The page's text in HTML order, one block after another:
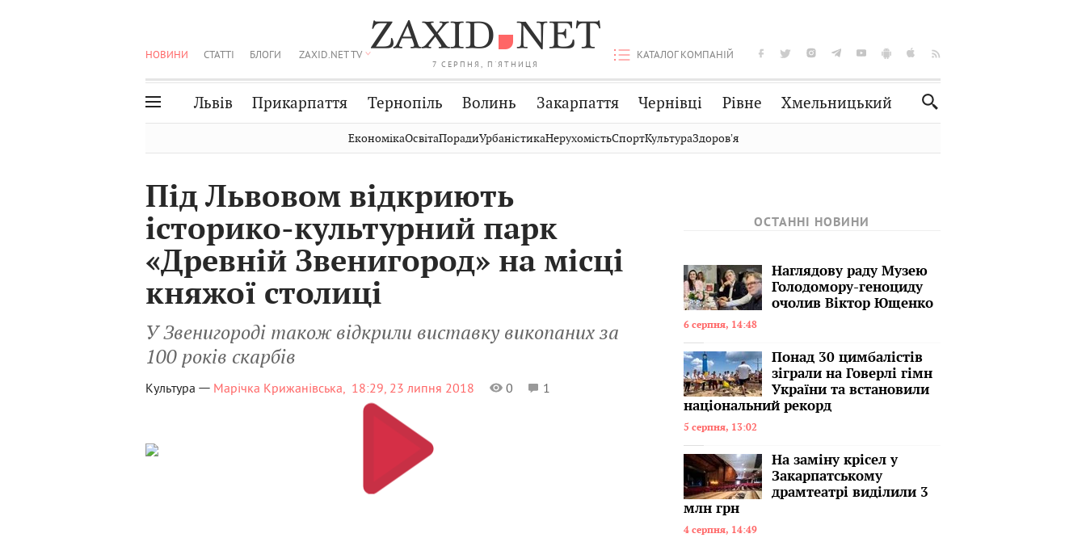
7 СЕРПНЯ, П'ЯТНИЦЯ
НОВИНИ СТАТТІ БЛОГИ ZAXID.NET TV КАТАЛОГ КОМПАНІЙ
Львів Прикарпаття Тернопіль Волинь Закарпаття Чернівці Рівне Хмельницький
Волинь
Чернівці
Стрий
Хмельницький
Публікації Авто Словко
Нерухомість Домашні тварини
ЕкономікаОсвітаПорадиУрбаністикаНерухомістьСпортКультураЗдоровʼя
Під Львовом відкриють
історико-культурний парк
«Древній Звенигород» на місці
княжої столиці
У Звенигороді також відкрили виставку викопаних за
100 років скарбів
Культура — Марічка Крижанівська, 18:29, 23 липня 2018 0 1
ОСТАННІ НОВИНИ
Наглядову раду Музею
Голодомору-геноциду
очолив Віктор Ющенко
6 серпня, 14:48
Понад 30 цимбалістів
зіграли на Говерлі гімн
України та встановили
національний рекорд
5 серпня, 13:02
На заміну крісел у
Закарпатському
драмтеатрі виділили 3
млн грн
4 серпня, 14:49